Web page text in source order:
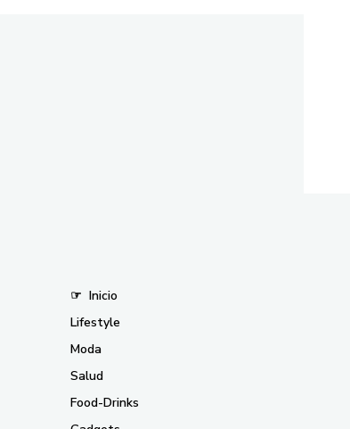
☞ Inicio
Lifestyle
Moda
Salud
Food-Drinks